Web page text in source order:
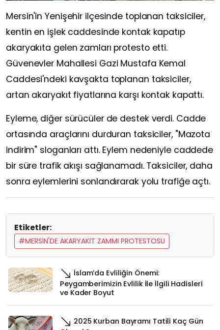
Mersin'in Yenişehir ilçesinde toplanan taksiciler,
kentin en işlek caddesinde kontak kapatıp
akaryakıta gelen zamları protesto etti.
Güvenevler Mahallesi Gazi Mustafa Kemal
Caddesi'ndeki kavşakta toplanan taksiciler,
artan akaryakıt fiyatlarına karşı kontak kapattı.
Eyleme, diğer sürücüler de destek verdi. Cadde
ortasında araçlarını durduran taksiciler, "Mazota
indirim" sloganları attı. Eylem nedeniyle caddede
bir süre trafik akışı sağlanamadı. Taksiciler, daha
sonra eylemlerini sonlandırarak yolu trafiğe açtı.
Etiketler:
#MERSİN'DE AKARYAKIT ZAMMI PROTESTOSU
İslam’da Evliliğin Önemi:
Peygamberimizin Evlilik İle İlgili Hadisleri
ve Kader Boyut
2025 Kurban Bayramı Tatili Kaç Gün